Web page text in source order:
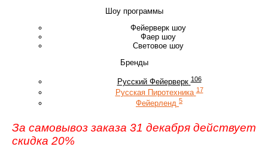
Шоу программы
Фейерверк шоу
Фаер шоу
Световое шоу
Бренды
Русский Фейерверк 106
Русская Пиротехника 17
Фейерленд 5
За самовывоз заказа 31 декабря действует
скидка 20%